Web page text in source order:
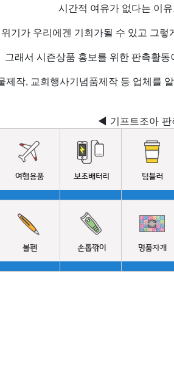
시간적 여유가 없다는 이
위기가 우리에겐 기회가될 수 있고 그
그래서 시즌상품 홍보를 위한 판촉활
제작, 교회행사기념품제작 등 업체를
◀ 기프트조아